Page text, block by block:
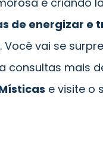
de energizar e
Você vai se
consultas mais
e visite o